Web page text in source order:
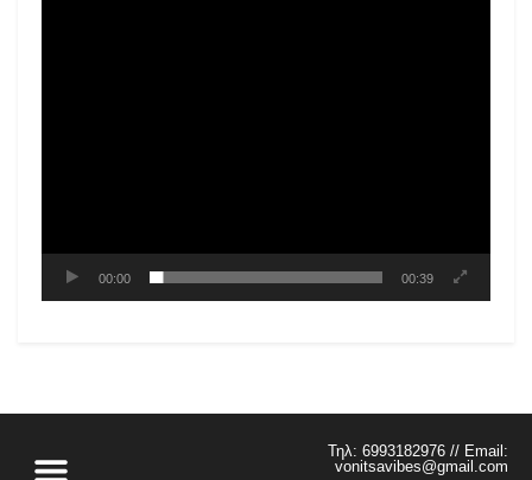
00:00 00:39
Τηλ: 6993182976 // Email:
vonitsavibes@gmail.com